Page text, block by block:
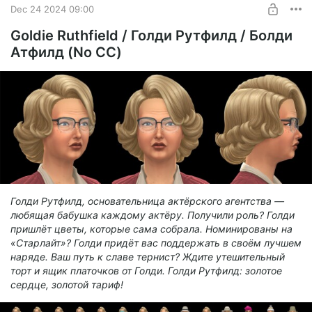
$5.2 $3.9 per month -25 %
Billed every 12 months.
Dec 24 2024 09:00
Goldie Ruthfield / Голди Рутфилд / Болди
Атфилд (No CC)
Голди Рутфилд, основательница актёрского агентства —
любящая бабушка каждому актёру. Получили роль? Голди
пришлёт цветы, которые сама собрала. Номинированы на
«Старлайт»? Голди придёт вас поддержать в своём лучшем
наряде. Ваш путь к славе тернист? Ждите утешительный
торт и ящик платочков от Голди. Голди Рутфилд: золотое
сердце, золотой тариф!